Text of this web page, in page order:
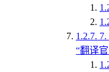
1.2.7. 7.
“翻译